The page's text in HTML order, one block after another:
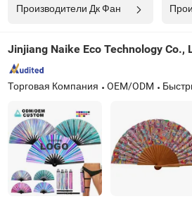
Производители Дк Фан
Jinjiang Naike Eco Technology Co.,
Торговая Компания OEM/ODM